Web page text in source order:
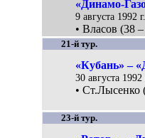
«Динамо-
9 августа 1992
• Власов (38
21-й тур.
«Кубань» –
30 августа
•
23-й тур.